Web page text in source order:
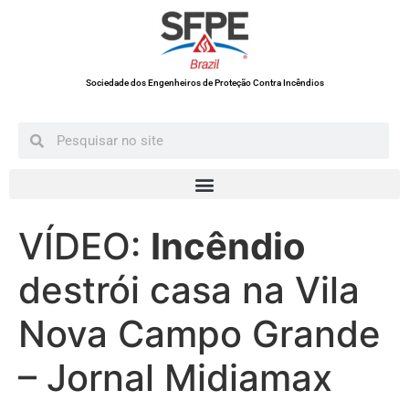
Sociedade dos Engenheiros de Proteção Contra Incêndios
VÍDEO: Incêndio
destrói casa na Vila
Nova Campo Grande
– Jornal Midiamax